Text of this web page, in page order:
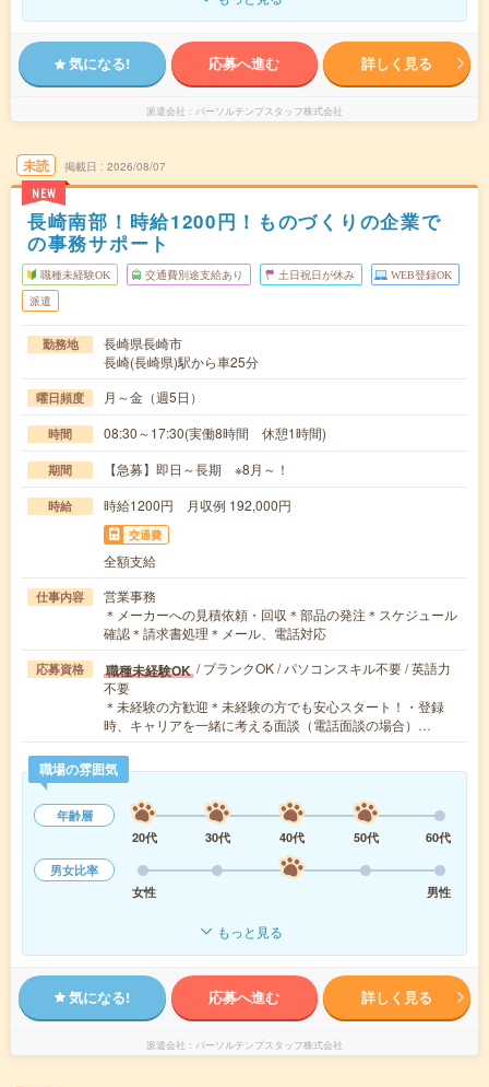
気になる! 応募へ進む 詳しく見る
派遣会社 パーソルテンプスタッフ株式会社
未読
NEW
掲載日 2026/08/07
長崎南部！時給1200円！ものづくりの企業で
の事務サポート
職種未経験OK 交通費別途支給あり 土日祝日が休み WEB登録OK
派遣
勤務地
長崎県長崎市
長崎(長崎県)駅から車25分
曜日頻度 月～金（週5日）
時間 08:30～17:30(実働8時間 休憩1時間)
期間 【急募】即日～長期 ※8月～！
時給 時給1200円 月収例 192,000円
交通費
全額支給
仕事内容
営業事務
＊メーカーへの見積依頼・回収＊部品の発注＊スケジュール
確認＊請求書処理＊メール、電話対応
応募資格 職種未経験OK / ブランクOK / パソコンスキル不要 / 英語力
不要
＊未経験の方歓迎＊未経験の方でも安心スタート！・登録
時、キャリアを一緒に考える面談（電話面談の場合）…
職場の雰囲気
年齢層
20代
30代 40代 50代
60代
男女比率
女性
男性
もっと見る
気になる! 応募へ進む 詳しく見る
派遣会社 パーソルテンプスタッフ株式会社